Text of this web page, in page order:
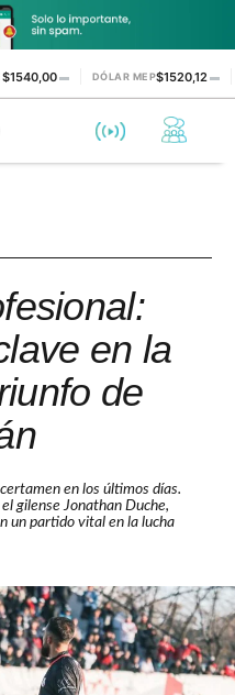
$1540,00 ▬ DÓLAR MEP$1520,12 ▬
en la
de
en los últimos días.
gilense Jonathan Duche,
un partido vital en la lucha